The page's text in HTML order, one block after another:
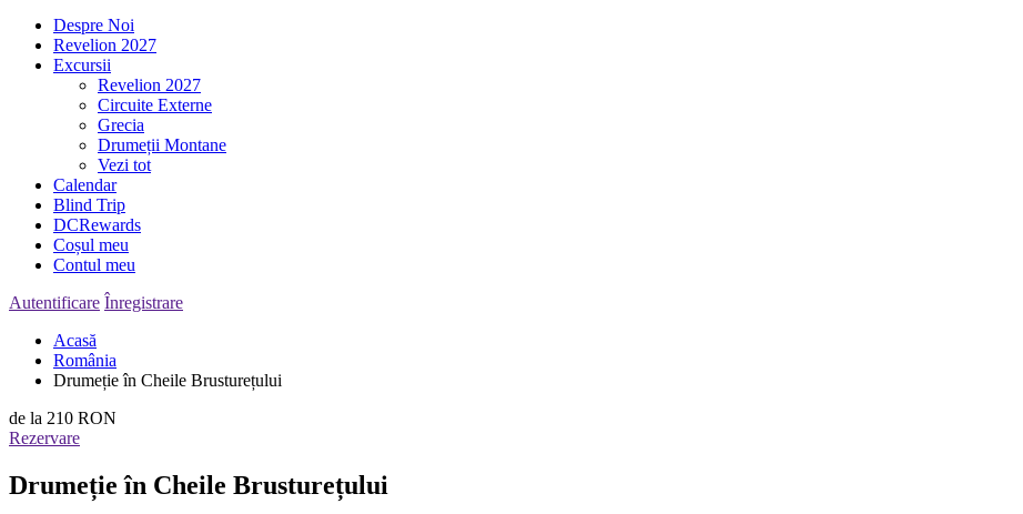
Despre Noi
Revelion 2027
Excursii
Revelion 2027
Circuite Externe
Grecia
Drumeții Montane
Vezi tot
Calendar
Blind Trip
DCRewards
Coșul meu
Contul meu
Autentificare Înregistrare
Acasă
România
Drumeție în Cheile Brusturețului
de la 210 RON
Rezervare
Drumeție în Cheile Brusturețului